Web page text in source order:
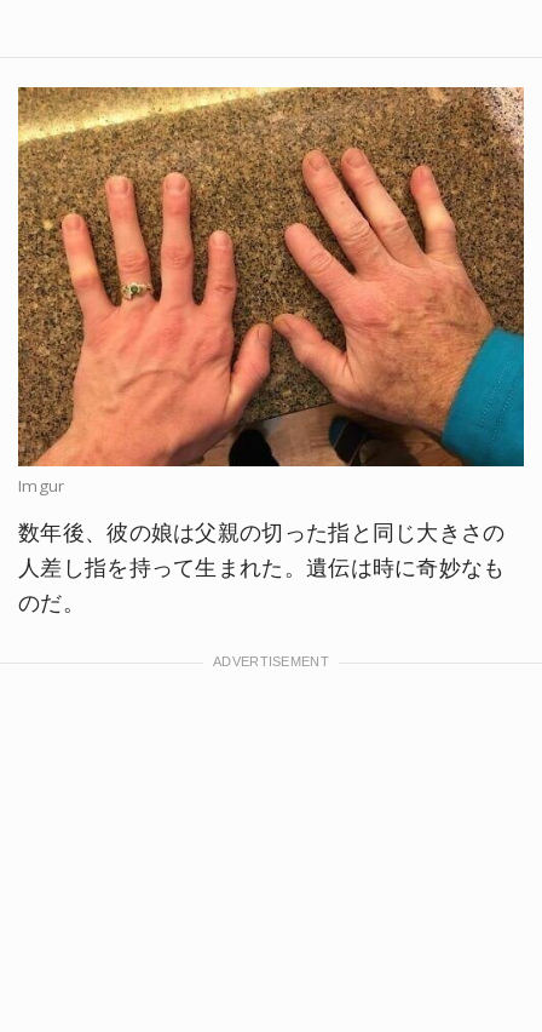
Imgur
数年後、彼の娘は父親の切った指と同じ大きさの
人差し指を持って生まれた。遺伝は時に奇妙なも
のだ。